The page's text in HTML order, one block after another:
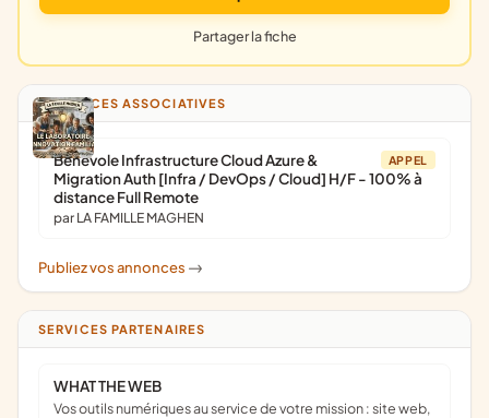
Partager la fiche
ANNONCES ASSOCIATIVES
APPEL
Bénévole Infrastructure Cloud Azure &
Migration Auth [Infra / DevOps / Cloud] H/F - 100% à
distance Full Remote
par LA FAMILLE MAGHEN
Publiez vos annonces ->
SERVICES PARTENAIRES
WHAT THE WEB
Vos outils numériques au service de votre mission : site web,